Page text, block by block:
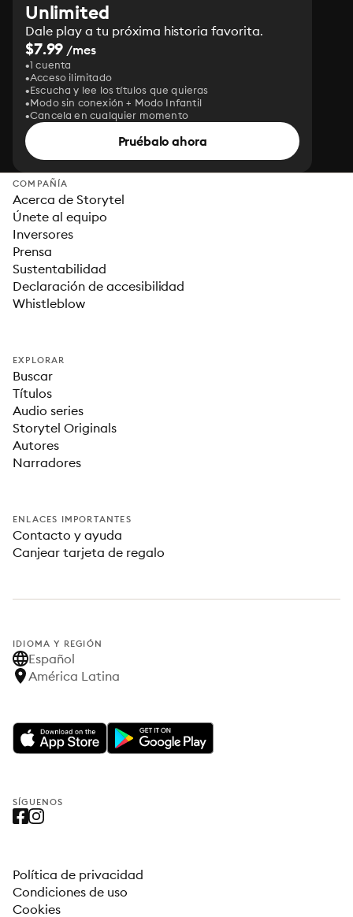
Unlimited
Dale play a tu próxima historia favorita.
$7.99 /mes
1 cuenta
Acceso ilimitado
Escucha y lee los títulos que quieras
Modo sin conexión + Modo Infantil
Cancela en cualquier momento
Pruébalo ahora
COMPAÑÍA
Acerca de Storytel
Únete al equipo
Inversores
Prensa
Sustentabilidad
Declaración de accesibilidad
Whistleblow
EXPLORAR
Buscar
Títulos
Audio series
Storytel Originals
Autores
Narradores
ENLACES IMPORTANTES
Contacto y ayuda
Canjear tarjeta de regalo
IDIOMA Y REGIÓN
Español
América Latina
SÍGUENOS
Política de privacidad
Condiciones de uso
Cookies